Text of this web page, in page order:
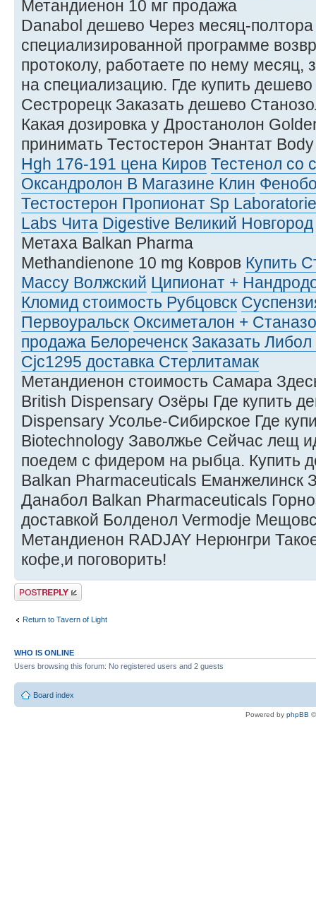
Метандиенон 10 мг продажа
Danabol дешево Через месяц-
специализированной программе
протоколу, работаете по нему месяц,
на специализацию. Где купить
Сестрорецк Заказать дешево
Какая дозировка у Дростанолон
принимать Тестостерон Энантат
Hgh 176-191 цена Киров Тестенол со
Оксандролон В Магазине Клин
Тестостерон Пропионат Sp
Labs Чита Digestive Великий Новгород
Метаха Balkan Pharma
Methandienone 10 mg Ковров Купить
Массу Волжский Ципионат +
Кломид стоимость Рубцовск
Первоуральск Оксиметалон +
продажа Белореченск Заказать
Cjc1295 доставка Стерлитамак
Метандиенон стоимость Самара
British Dispensary Озёры Где купить
Dispensary Усолье-Сибирское Где
Biotechnology Заволжье Сейчас лещ
поедем с фидером на рыбца. Купить
Balkan Pharmaceuticals Еманжелинск
Данабол Balkan Pharmaceuticals
доставкой Болденол Vermodje
Метандиенон RADJAY Нерюнгри
кофе,и поговорить!
Post a reply
Return to Tavern of Light
WHO IS ONLINE
Users browsing this forum: No registered users and 2 guests
Board index
Powered by phpBB